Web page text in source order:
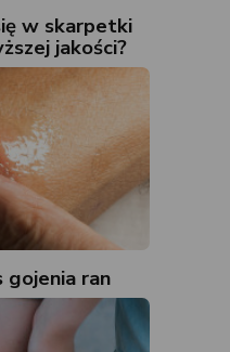
w skarpetki
jakości?
gojenia ran